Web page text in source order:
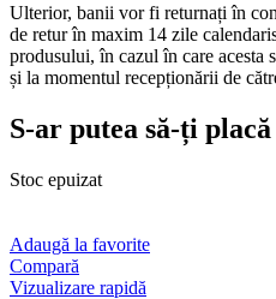
Ulterior, banii vor fi returnați în
de retur în maxim 14 zile
produsului, în cazul în care acesta
și la momentul recepționării de
S-ar putea să-ți
Stoc epuizat
Adaugă la favorite
Compară
Vizualizare rapidă